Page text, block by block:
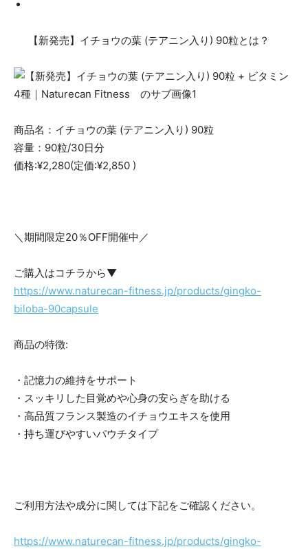
【新発売】イチョウの葉 (テアニン入り) 90粒とは？
商品名：イチョウの葉 (テアニン入り) 90粒
容量：90粒/30日分
価格:¥2,280(定価:¥2,850 )
＼期間限定20％OFF開催中／
ご購入はコチラから▼
https://www.naturecan-fitness.jp/products/gingko-
biloba-90capsule
商品の特徴:
・記憶力の維持をサポート
・スッキリした目覚めや心身の安らぎを助ける
・高品質フランス製造のイチョウエキスを使用
・持ち運びやすいパウチタイプ
ご利用方法や成分に関しては下記をご確認ください。
https://www.naturecan-fitness.jp/products/gingko-